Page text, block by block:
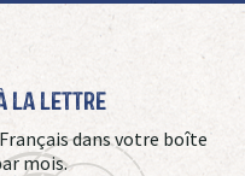
La Lettre
dans votre boîte
mois.